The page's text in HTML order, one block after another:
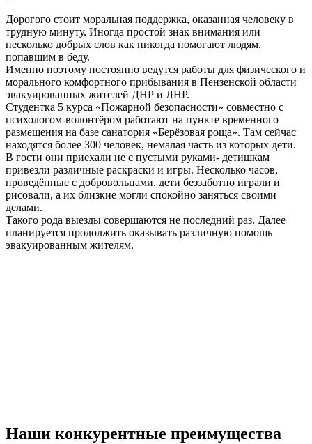
Дорогого стоит моральная поддержка, оказанная человеку в
трудную минуту. Иногда простой знак внимания или
несколько добрых слов как никогда помогают людям,
попавшим в беду.
Именно поэтому постоянно ведутся работы для физического и
морального комфортного прибывания в Пензенской области
эвакуированных жителей ДНР и ЛНР.
Студентка 5 курса «Пожарной безопасности» совместно с
психологом-волонтёром работают на пункте временного
размещения на базе санатория «Берёзовая роща». Там сейчас
находятся более 300 человек, немалая часть из которых дети.
В гости они приехали не с пустыми руками- детишкам
привезли различные раскраски и игры. Несколько часов,
проведённые с добровольцами, дети беззаботно играли и
рисовали, а их близкие могли спокойно заняться своими
делами.
Такого рода выезды совершаются не последний раз. Далее
планируется продолжить оказывать различную помощь
эвакуированным жителям.
Наши конкурентные преимущества